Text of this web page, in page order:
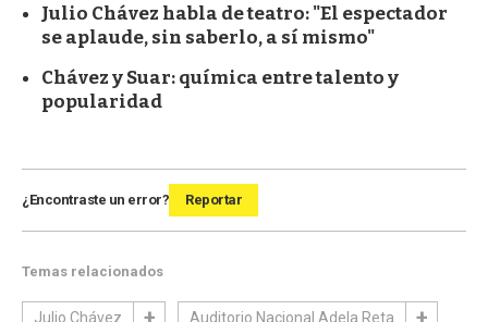
Julio Chávez habla de teatro: "El espectador
se aplaude, sin saberlo, a sí mismo"
Chávez y Suar: química entre talento y
popularidad
¿Encontraste un error? Reportar
Temas relacionados
Julio Chávez Auditorio Nacional Adela Reta